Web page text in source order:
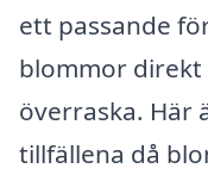
ett passande
blommor direkt
överraska. Här
tillfällena då